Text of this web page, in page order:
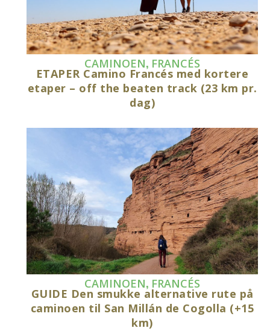
CAMINOEN, FRANCÉS
ETAPER Camino Francés med kortere
etaper – off the beaten track (23 km pr.
dag)
CAMINOEN, FRANCÉS
GUIDE Den smukke alternative rute på
caminoen til San Millán de Cogolla (+15
km)